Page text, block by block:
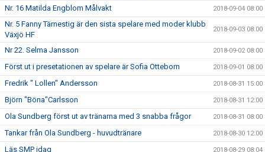
Nr. 16 Matilda Engblom Målvakt 2018-09-04 08:00
Nr. 5 Fanny Tärnestig är den sista spelare med moder klubb
Växjö HF
2018-09-03 08:00
Nr 22. Selma Jansson 2018-09-02 08:00
Först ut i presetationen av spelare är Sofia Otteborn 2018-09-01 08:00
Fredrik " Lollen" Andersson 2018-08-31 15:00
Björn "Böna"Carlsson 2018-08-31 12:00
Ola Sundberg först ut av tränarna med 3 snabba frågor 2018-08-31 08:00
Tankar från Ola Sundberg - huvudtränare 2018-08-30 12:00
Läs SMP idag 2018-08-29 08:04